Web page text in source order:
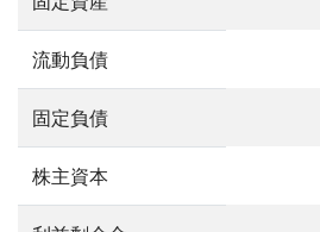
流動負債
固定負債
株主資本